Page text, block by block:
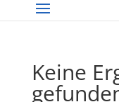
Keine